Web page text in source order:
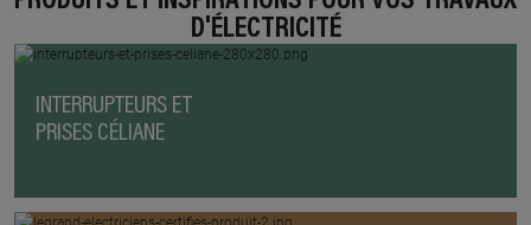
D'ÉLECTRICITÉ
INTERRUPTEURS ET
PRISES CÉLIANE